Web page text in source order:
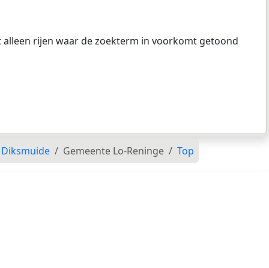
rijen waar de zoekterm in voorkomt getoond
Gemeente Lo-Reninge Top